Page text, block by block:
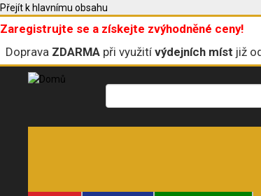
Přejít k hlavnímu obsahu
Zaregistrujte se a získejte zvýhodněné ceny!
Doprava ZDARMA při využití výdejních míst již